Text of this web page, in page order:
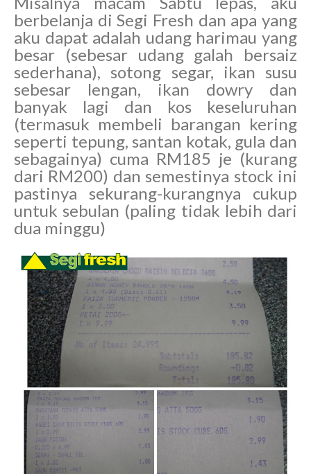
berbelanja di Segi Fresh dan apa yang
aku dapat adalah udang harimau yang
besar (sebesar udang galah bersaiz
sederhana), sotong segar, ikan susu
sebesar lengan, ikan dowry dan
banyak lagi dan kos keseluruhan
(termasuk membeli barangan kering
seperti tepung, santan kotak, gula dan
sebagainya) cuma RM185 je (kurang
dari RM200) dan semestinya stock ini
pastinya sekurang-kurangnya cukup
untuk sebulan (paling tidak lebih dari
dua minggu)